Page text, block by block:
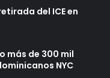
del ICE en
más de 300 mil
NYC